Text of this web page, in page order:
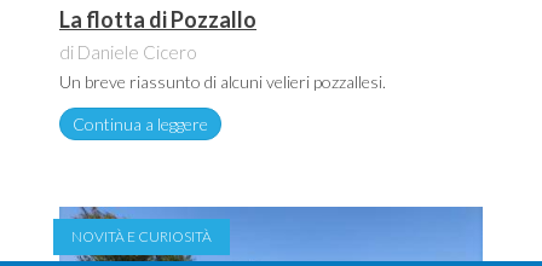
La flotta di Pozzallo
di Daniele Cicero
Un breve riassunto di alcuni velieri pozzallesi.
Continua a leggere
NOVITÀ E CURIOSITÀ